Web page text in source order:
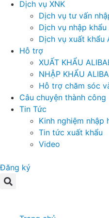
Dịch vụ XNK
Dịch vụ tư vấn
Dịch vụ nhập khẩu
Dịch vụ xuất khẩu
Hỗ trợ
XUẤT KHẨU
NHẬP KHẨU
Hỗ trợ chăm sóc
Câu chuyện thành công
Tin Tức
Kinh nghiệm nhập
Tin tức xuất khẩu
Video
Đăng ký